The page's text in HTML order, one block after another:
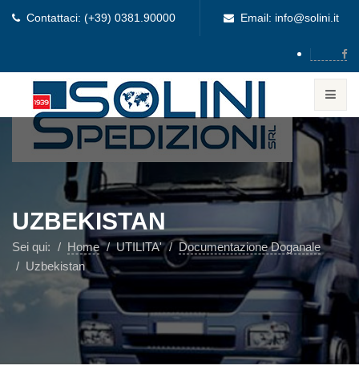
Contattaci: (+39) 0381.90000 Email: info@solini.it
UZBEKISTAN
Sei qui: Home UTILITA'
Documentazione Doganale
Uzbekistan